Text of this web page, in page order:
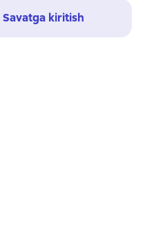
Savatga kiritish